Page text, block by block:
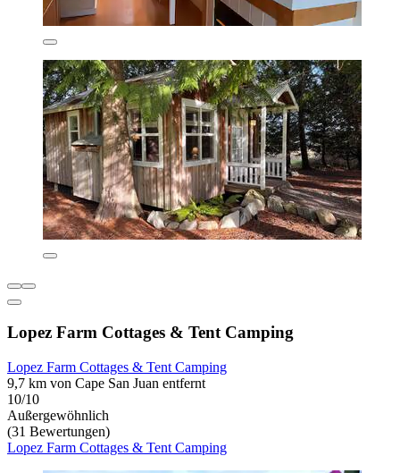
Lopez Farm Cottages & Tent Camping
Lopez Farm Cottages & Tent Camping
9,7 km von Cape San Juan entfernt
10/10
Außergewöhnlich
(31 Bewertungen)
Lopez Farm Cottages & Tent Camping